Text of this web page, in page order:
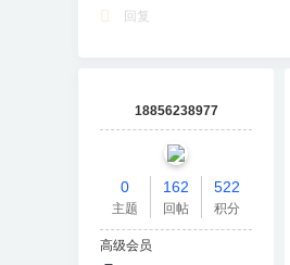
回复
18856238977
0
主题
162
回帖
522
积分
高级会员